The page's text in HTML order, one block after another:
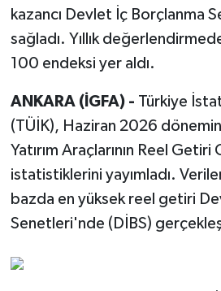
kazancı Devlet İç Borçlanma
sağladı. Yıllık
100 endeksi yer aldı.
ANKARA (İGFA) - Türkiye
(TÜİK), Haziran 2026
Yatırım Araçlarının Reel Getiri
istatistiklerini yayımladı.
bazda en yüksek reel getiri
Senetleri'nde (DİBS)